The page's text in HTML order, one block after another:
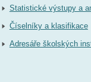
Statistické výstupy a
Číselníky a klasifikace
Adresáře školských